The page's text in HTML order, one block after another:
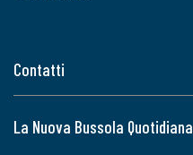
Contatti
La Nuova Bussola Quotidiana